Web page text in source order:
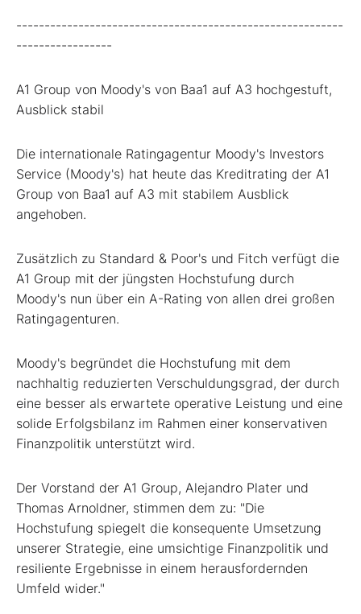
----------------------------------------------------------
-----------------
A1 Group von Moody's von Baa1 auf A3 hochgestuft,
Ausblick stabil
Die internationale Ratingagentur Moody's Investors
Service (Moody's) hat heute das Kreditrating der A1
Group von Baa1 auf A3 mit stabilem Ausblick
angehoben.
Zusätzlich zu Standard & Poor's und Fitch verfügt die
A1 Group mit der jüngsten Hochstufung durch
Moody's nun über ein A-Rating von allen drei großen
Ratingagenturen.
Moody's begründet die Hochstufung mit dem
nachhaltig reduzierten Verschuldungsgrad, der durch
eine besser als erwartete operative Leistung und eine
solide Erfolgsbilanz im Rahmen einer konservativen
Finanzpolitik unterstützt wird.
Der Vorstand der A1 Group, Alejandro Plater und
Thomas Arnoldner, stimmen dem zu: "Die
Hochstufung spiegelt die konsequente Umsetzung
unserer Strategie, eine umsichtige Finanzpolitik und
resiliente Ergebnisse in einem herausfordernden
Umfeld wider."